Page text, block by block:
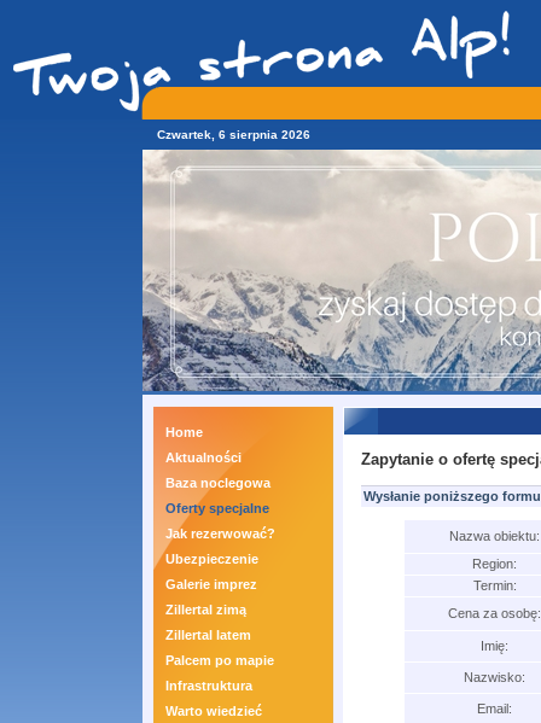
Czwartek, 6 sierpnia 2026
Home
Aktualności
Baza noclegowa
Oferty specjalne
Jak rezerwować?
Ubezpieczenie
Galerie imprez
Zillertal zimą
Zillertal latem
Palcem po mapie
Infrastruktura
Warto wiedzieć
Zapytanie o ofertę
Wysłanie poniższego
Nazwa obiektu:
Region:
Termin:
Cena za osobę:
Imię:
Nazwisko:
Email: